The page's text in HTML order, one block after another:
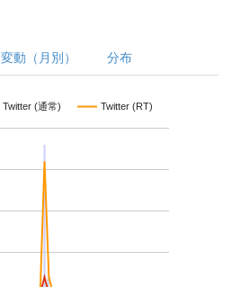
変動（月別） 分布
Twitter (通常) Twitter (RT)